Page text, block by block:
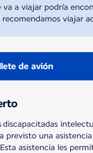
va a viajar podría
viajar
de avión
discapacitadas
previsto una
asistencia les